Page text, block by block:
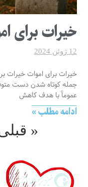
خیرات برای
12 ژوئن 2024
خیرات برای اموات خیرات
جمله کوتاه شدن دست
عموماً با هدف کاهش
ادامه مطلب »
«